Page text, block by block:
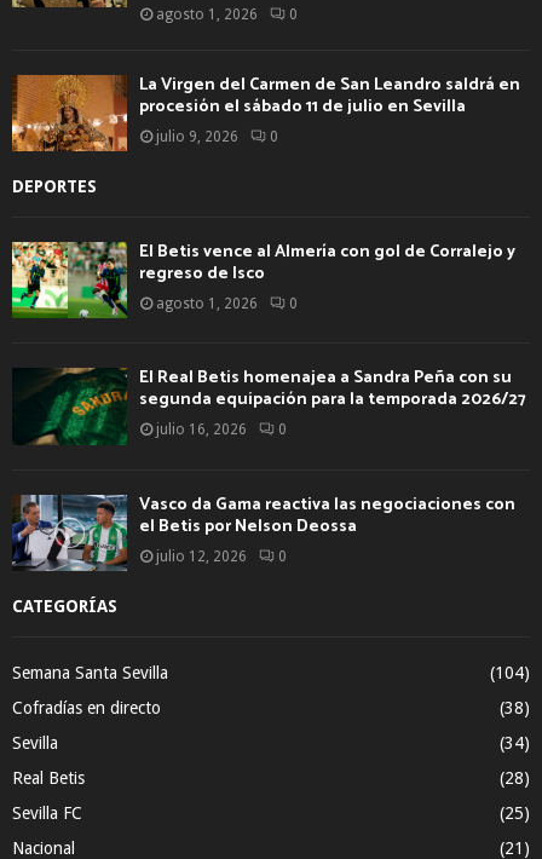
agosto 1, 2026 0
La Virgen del Carmen de San Leandro saldrá en
procesión el sábado 11 de julio en Sevilla
julio 9, 2026 0
DEPORTES
El Betis vence al Almería con gol de Corralejo y
regreso de Isco
agosto 1, 2026 0
El Real Betis homenajea a Sandra Peña con su
segunda equipación para la temporada 2026/27
julio 16, 2026 0
Vasco da Gama reactiva las negociaciones con
el Betis por Nelson Deossa
julio 12, 2026 0
CATEGORÍAS
Semana Santa Sevilla
(104)
Cofradías en directo
(38)
Sevilla
(34)
Real Betis
(28)
Sevilla FC
(25)
Nacional
(21)